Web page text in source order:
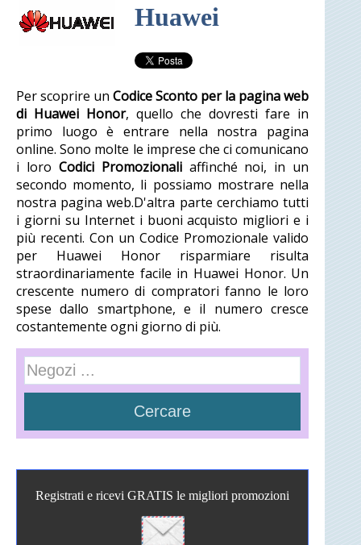
Huawei
Per scoprire unCodice Sconto per la pagina web
di Huawei Honor, quello che dovresti fare in
primo luogo è entrare nella nostra pagina
online. Sono molte le imprese che ci comunicano
i loro Codici Promozionaliaffinché noi, in un
secondo momento, li possiamo mostrare nella
nostra pagina web.D'altra parte cerchiamo tutti
i giorni su Internet i buoni acquisto migliori e i
più recenti. Con un Codice Promozionale valido
per Huawei Honor risparmiare risulta
straordinariamente facile in Huawei Honor. Un
crescente numero di compratori fanno le loro
spese dallo smartphone, e il numero cresce
costantemente ogni giorno di più.
Registrati e ricevi GRATIS le migliori promozioni